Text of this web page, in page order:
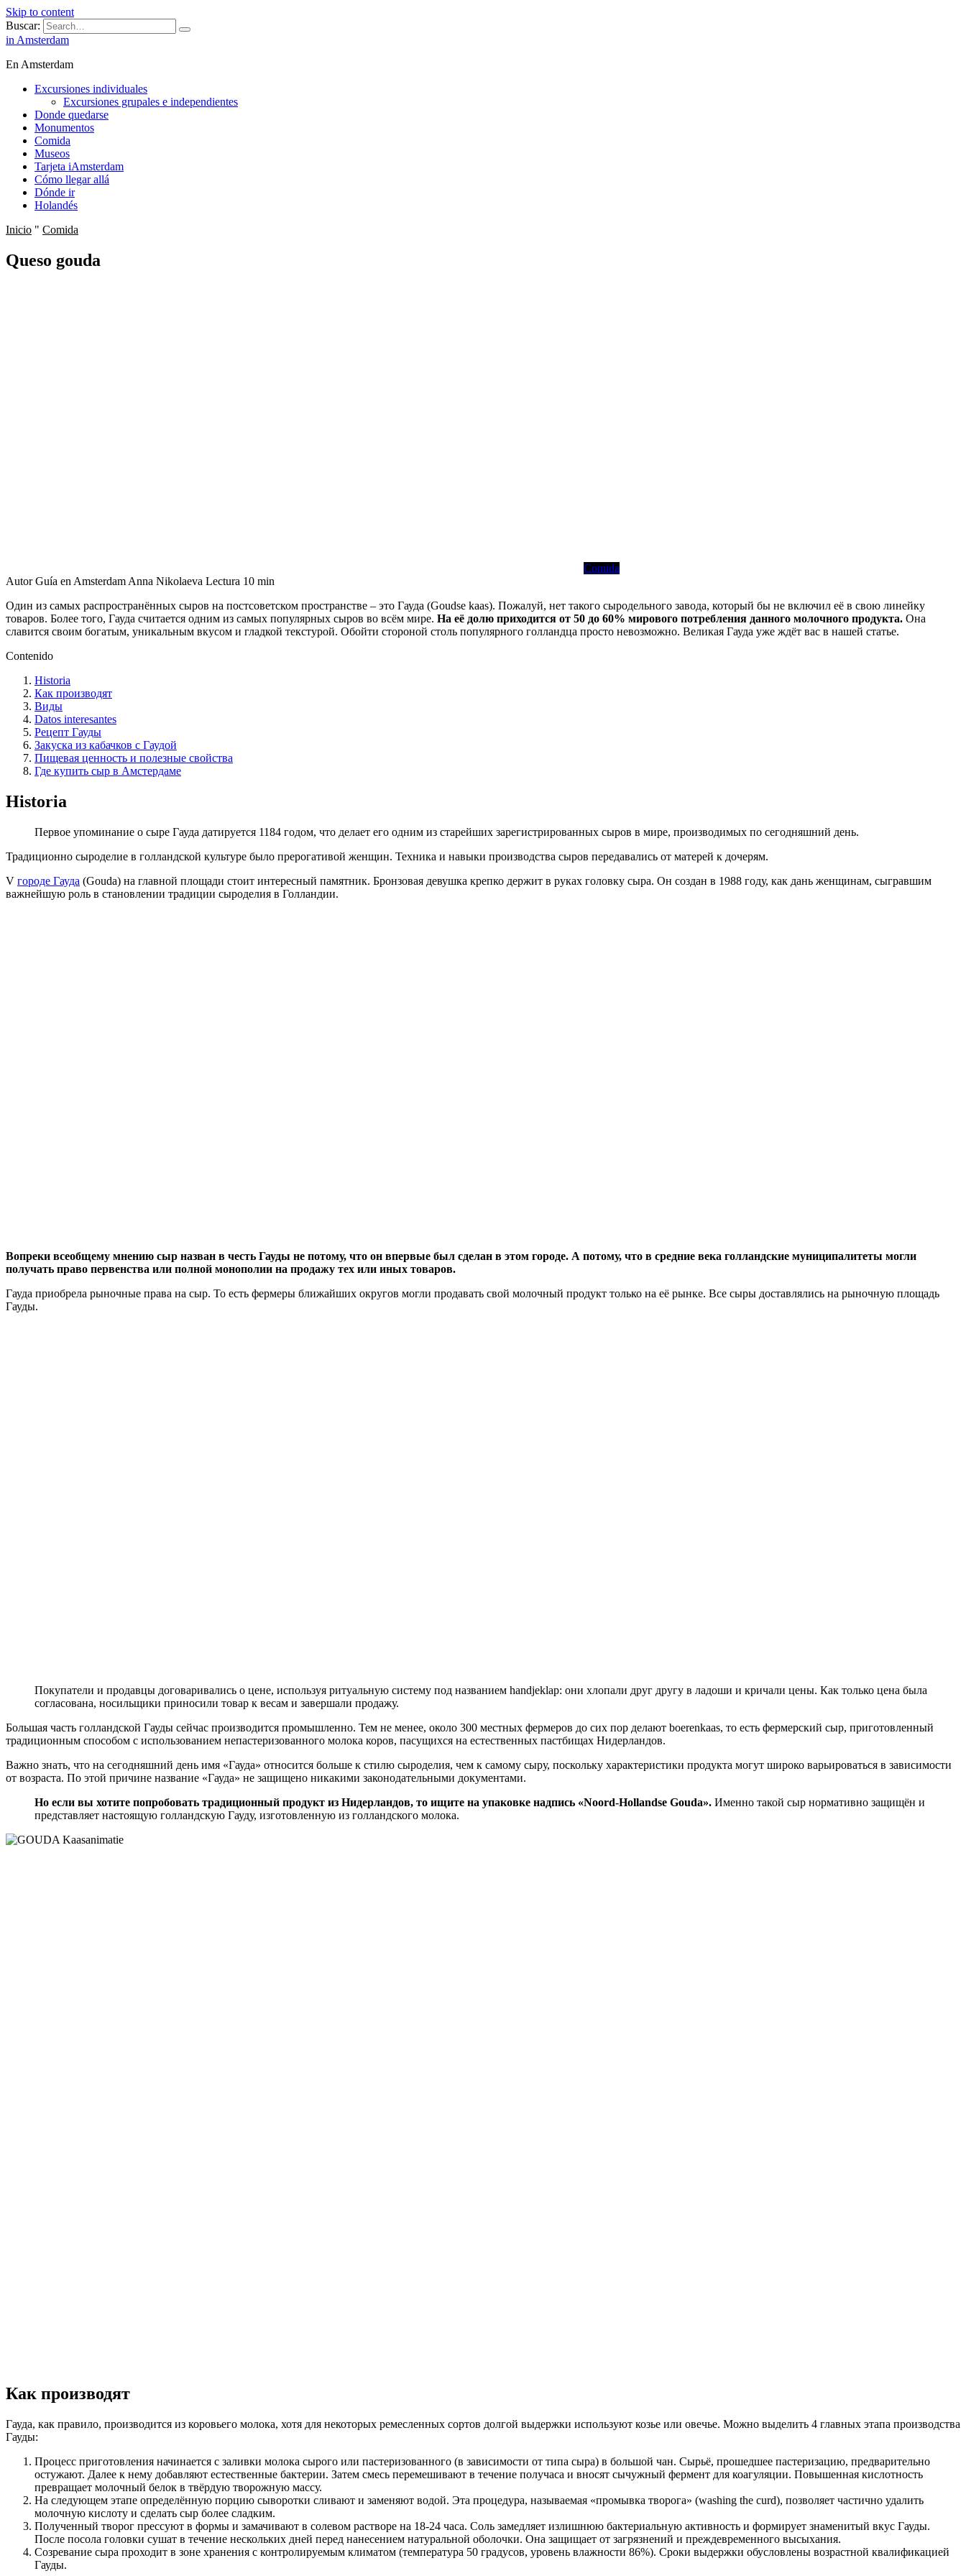
Skip to content
Buscar:
in Amsterdam
En Amsterdam
Excursiones individuales
Excursiones grupales e independientes
Donde quedarse
Monumentos
Comida
Museos
Tarjeta iAmsterdam
Cómo llegar allá
Dónde ir
Holandés
Inicio " Comida
Queso gouda
Comida
AutorGuía en Amsterdam Anna Nikolaeva Lectura 10 min
Один из самых распространённых сыров на постсоветском пространстве – это Гауда (Goudse kaas). Пожалуй, нет такого сыродельного завода, который бы не включил её в свою линейку
товаров. Более того, Гауда считается одним из самых популярных сыров во всём мире. На её долю приходится от 50 до 60% мирового потребления данного молочного продукта. Она
славится своим богатым, уникальным вкусом и гладкой текстурой. Обойти стороной столь популярного голландца просто невозможно. Великая Гауда уже ждёт вас в нашей статье.
Contenido
Historia
Как производят
Виды
Datos interesantes
Рецепт Гауды
Закуска из кабачков с Гаудой
Пищевая ценность и полезные свойства
Где купить сыр в Амстердаме
Historia
Первое упоминание о сыре Гауда датируется 1184 годом, что делает его одним из старейших зарегистрированных сыров в мире, производимых по сегодняшний день.
Традиционно сыроделие в голландской культуре было прерогативой женщин. Техника и навыки производства сыров передавались от матерей к дочерям.
V городе Гауда (Gouda) на главной площади стоит интересный памятник. Бронзовая девушка крепко держит в руках головку сыра. Он создан в 1988 году, как дань женщинам, сыгравшим
важнейшую роль в становлении традиции сыроделия в Голландии.
Вопреки всеобщему мнению сыр назван в честь Гауды не потому, что он впервые был сделан в этом городе. А потому, что в средние века голландские муниципалитеты могли
получать право первенства или полной монополии на продажу тех или иных товаров.
Гауда приобрела рыночные права на сыр. То есть фермеры ближайших округов могли продавать свой молочный продукт только на её рынке. Все сыры доставлялись на рыночную площадь
Гауды.
Покупатели и продавцы договаривались о цене, используя ритуальную систему под названием handjeklap: они хлопали друг другу в ладоши и кричали цены. Как только цена была
согласована, носильщики приносили товар к весам и завершали продажу.
Большая часть голландской Гауды сейчас производится промышленно. Тем не менее, около 300 местных фермеров до сих пор делают boerenkaas, то есть фермерский сыр, приготовленный
традиционным способом с использованием непастеризованного молока коров, пасущихся на естественных пастбищах Нидерландов.
Важно знать, что на сегодняшний день имя «Гауда» относится больше к стилю сыроделия, чем к самому сыру, поскольку характеристики продукта могут широко варьироваться в зависимости
от возраста. По этой причине название «Гауда» не защищено никакими законодательными документами.
Но если вы хотите попробовать традиционный продукт из Нидерландов, то ищите на упаковке надпись «Noord-Hollandse Gouda». Именно такой сыр нормативно защищён и
представляет настоящую голландскую Гауду, изготовленную из голландского молока.
Как производят
Гауда, как правило, производится из коровьего молока, хотя для некоторых ремесленных сортов долгой выдержки используют козье или овечье. Можно выделить 4 главных этапа производства
Гауды:
Процесс приготовления начинается с заливки молока сырого или пастеризованного (в зависимости от типа сыра) в большой чан. Сырьё, прошедшее пастеризацию, предварительно
остужают. Далее к нему добавляют естественные бактерии. Затем смесь перемешивают в течение получаса и вносят сычужный фермент для коагуляции. Повышенная кислотность
превращает молочный белок в твёрдую творожную массу.
На следующем этапе определённую порцию сыворотки сливают и заменяют водой. Эта процедура, называемая «промывка творога» (washing the curd), позволяет частично удалить
молочную кислоту и сделать сыр более сладким.
Полученный творог прессуют в формы и замачивают в солевом растворе на 18-24 часа. Соль замедляет излишнюю бактериальную активность и формирует знаменитый вкус Гауды.
После посола головки сушат в течение нескольких дней перед нанесением натуральной оболочки. Она защищает от загрязнений и преждевременного высыхания.
Созревание сыра проходит в зоне хранения с контролируемым климатом (температура 50 градусов, уровень влажности 86%). Сроки выдержки обусловлены возрастной квалификацией
Гауды.